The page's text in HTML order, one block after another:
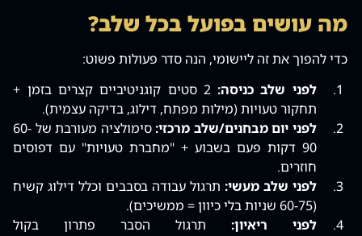
מה עושים בפועל בכל שלב?
כדי להפוך את זה ליישומי, הנה סדר פעולות פשוט:
לפני שלב כניסה:
2 סטים קוגניטיביים קצרים בזמן +
תחקור טעויות (מילות מפתח, דילוג, בדיקה עצמית).
לפני יום מבחנים/שלב מרכזי:
סימולציה מעורבת של 60-
90 דקות פעם בשבוע + "מחברת טעויות" עם דפוסים
חוזרים.
לפני שלב מעשי: תרגול עבודה בסבבים וכלל דילוג קשיח
(60-75 שניות בלי כיוון = ממשיכים).
לפני ריאיון: תרגול הסבר פתרון בקול